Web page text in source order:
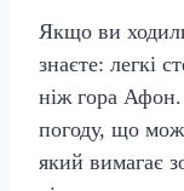
Якщо ви
знаєте: легкі
ніж гора Афон.
погоду, що
який вимагає